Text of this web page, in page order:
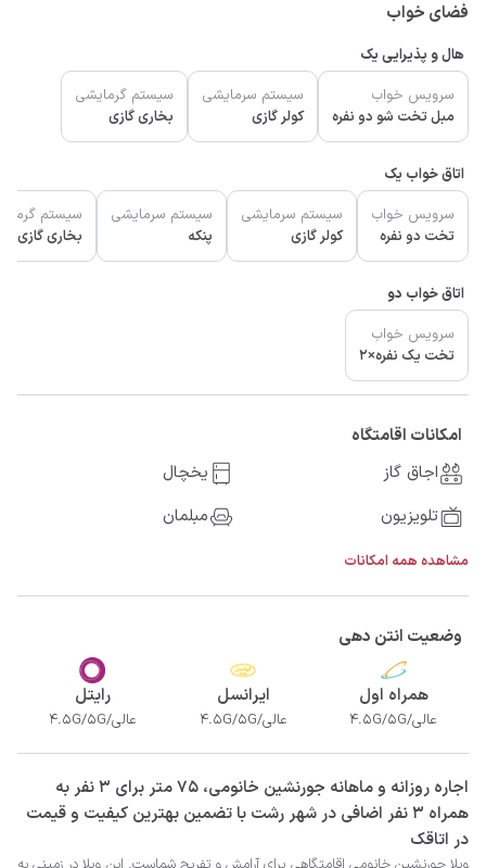
فضای خواب
هال و پذیرایی یک
سرویس خواب
مبل تخت شو دو نفره
سیستم سرمایشی
کولر گازی
سیستم گرمایشی
بخاری گازی
اتاق خواب یک
سرویس خواب
تخت دو نفره
سیستم سرمایشی
کولر گازی
سیستم سرمایشی
پنکه
سیستم
بخاری گازی
اتاق خواب دو
سرویس خواب
تخت یک نفره×2
امکانات اقامتگاه
اجاق گاز
یخچال
تلویزیون
مبلمان
مشاهده همه امکانات
وضعیت انتن دهی
همراه اول
عالی/4.5G/5G
ایرانسل
عالی/4.5G/5G
رایتل
عالی/4.5G/5G
‫‫اجاره روزانه و ماهانه جورنشین خانومی، 75 متر برای 3 نفر به
همراه 3 نفر اضافی در شهر رشت با تضمین بهترین کیفیت و قیمت
در اتاقک